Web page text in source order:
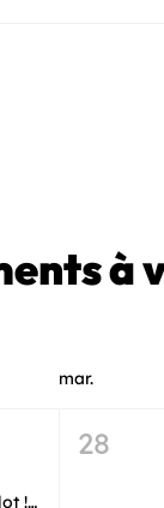
à
mar.
L'Été Actif au Sîlot ! Rendez-vous tous les lundis du 6 Juillet au 24 Août !
28